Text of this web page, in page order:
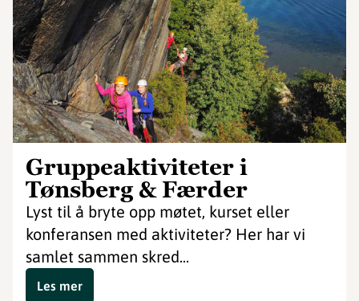
Gruppeaktiviteter i
Tønsberg & Færder
Lyst til å bryte opp møtet, kurset eller
konferansen med aktiviteter? Her har vi
samlet sammen skred...
Les mer